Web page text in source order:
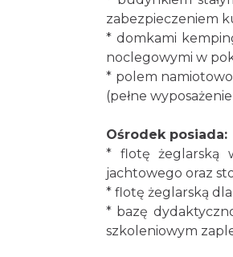
zabezpieczeniem
* domkami
noclegowymi w
* polem
(pełne
Ośrodek posiada:
* flotę żeglarską
jachtowego oraz
* flotę żeglarską
* bazę
szkoleniowym